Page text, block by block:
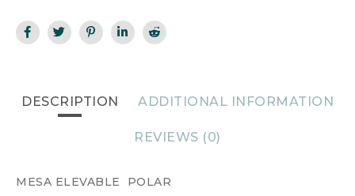
DESCRIPTION ADDITIONAL INFORMATION
REVIEWS (0)
MESA ELEVABLE POLAR